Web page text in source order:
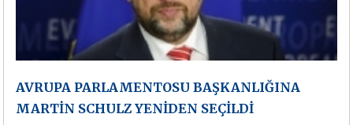
AVRUPA PARLAMENTOSU BAŞKANLIĞINA
MARTİN SCHULZ YENİDEN SEÇİLDİ